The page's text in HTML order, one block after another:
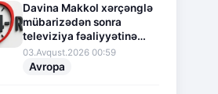
Davina Makkol xərçənglə
mübarizədən sonra
televiziya fəaliyyətinə
fasilə verir
03.Avqust.2026 00:59
Avropa